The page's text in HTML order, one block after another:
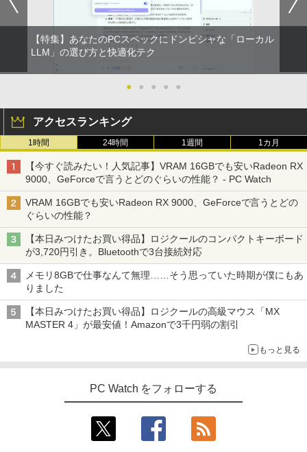
￥810
【特集】あなたのPCスペックにドンピシャな「ローカル
LLM」の選び方と快適化テク
● ● ● ● ●
アクセスランキング
1時間 24時間 1週間 1カ月
【今すぐ読みたい！人気記事】VRAM 16GBでも安いRadeon RX
9000、GeForceで言うとどのぐらいの性能？ - PC Watch
VRAM 16GBでも安いRadeon RX 9000、GeForceで言うとどの
ぐらいの性能？
【本日みつけたお買い得品】ロジクールのコンパクトキーボード
が3,720円引き。Bluetoothで3台接続対応
メモリ8GBで仕事なんて無理……そう思っていた時期が僕にもあ
りました
【本日みつけたお買い得品】ロジクールの高級マウス「MX
MASTER 4」が最安値！Amazonで3千円弱の割引
もっと見る
PC Watch をフォローする